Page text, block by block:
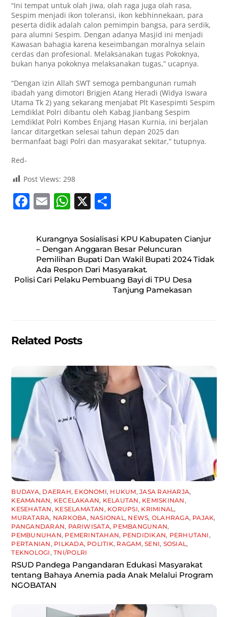
“Ini tempat untuk olah jiwa, olah raga juga olah rasa,
Sespim menjadi ikon toleransi, ikon kebhinnekaan, para
peserta didik adalah calon pemimpin bangsa, para serdik,
para alumni Sespim. Dengan adanya Masjid ini menjadi
Kawasan bahagia karena keseimbangan moralnya selain
cerdas dan profesional. Melaksanakan tugas Pokoknya,
bukan hanya pokoknya melaksanakan tugas,” ucapnya.
“Dengan izin Allah SWT semoga pembangunan rumah
ibadah yang dimotori Brigjen Atang Heradi (Widya Iswara
Utama Tk 2) yang sekarang menjabat Plt Kasespimti Sespim
Lemdiklat Polri dibantu oleh Kabag Jianbang Sespim
Lemdiklat Polri Kombes Enjang Hasan Kurnia, ini berjalan
lancar ditargetkan selesai tahun depan 2025 dan
bermanfaat bagi Polri dan masyarakat sekitar,” tutupnya.
Red-
Post Views: 298
F
c
e
b
o
E
ai
l
W
at
s
A
p
X
ar
e
Kurangnya Sosialisasi KPU Kabupaten Cianjur
– Dengan Anggaran Besar Peluncuran
Pemilihan Bupati Dan Wakil Bupati 2024 Tidak
Ada Respon Dari Masyarakat.
Polisi Cari Pelaku Pembuang Bayi di TPU Desa
Tanjung Pamekasan
Related Posts
BUDAYA, DAERAH, EKONOMI, HUKUM,JASA RAHARJA,
KEAMANAN, KECELAKAAN, KELAUTAN , KEMISKINAN ,
KESEHATAN , KESELAMATAN , KORUPSI, KRIMINAL ,
MURATARA, NARKOBA, NASIONAL , NEWS, OLAHRAGA, PAJAK,
PANGANDARAN, PARIWISATA, PEMBANGUNAN,
PEMBUNUHAN, PEMERINTAHAN, PENDIDIKAN, PERHUTANI ,
PERTANIAN , PILKADA, POLITIK, RAGAM,SENI, SOSIAL ,
TEKNOLOGI ,TNI/POLRI
RSUD Pandega Pangandaran Edukasi Masyarakat
tentang Bahaya Anemia pada Anak Melalui Program
NGOBATAN